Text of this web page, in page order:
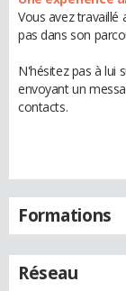
Vous avez travaillé
pas dans son
N'hésitez pas à lui
envoyant un
contacts.
Formations
Réseau